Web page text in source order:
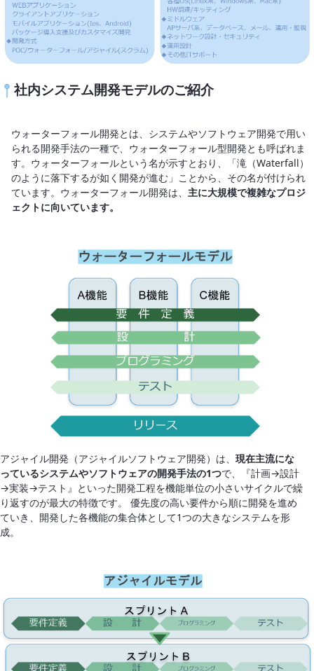
社内システム開発モデルのご紹介
ウォーターフォール開発とは、システムやソフトウェア開発で用い
られる開発手法の一種で、ウォーターフォール型開発とも呼ばれま
す。ウォーターフォールという名が示すとおり、「滝（Waterfall）
のように落下するが如く開発が進む」ことから、その名が付けられ
ています。ウォーターフォール開発は、 主に大規模で複雑なプロジ
ェクトに向いています。
アジャイル開発（アジャイルソフトウェア開発）は、 現在主流にな
っているシステムやソフトウェアの開発手法の1つで、『計画→設計
→実装→テスト』といった開発工程を機能単位の小さいサイクルで繰
り返すのが最大の特徴です。 優先度の高い要件から順に開発を進め
ていき、開発した各機能の集合体として1つの大きなシステムを形
成。